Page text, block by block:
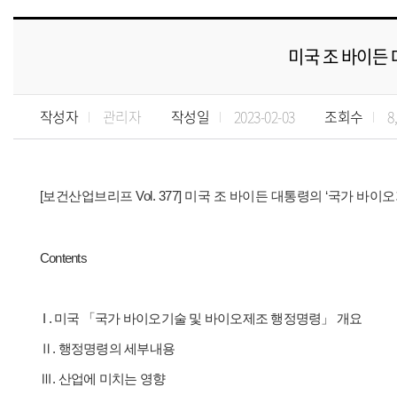
미국 조 바이든
작성자 관리자 작성일 2023-02-03 조회수
[보건산업브리프 Vol. 377] 미국 조 바이든 대통령의 ‘국가 바이
Contents
I . 미국 「국가 바이오기술 및 바이오제조 행정명령」 개요
Ⅱ. 행정명령의 세부내용
Ⅲ. 산업에 미치는 영향